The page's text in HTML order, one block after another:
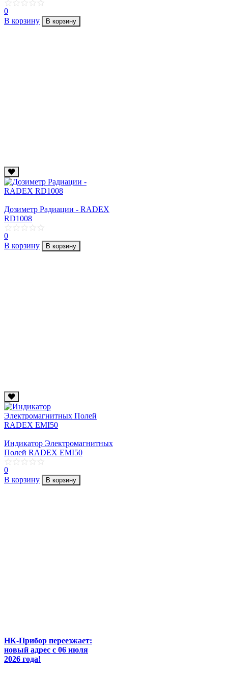
0
В корзину
В корзину
Дозиметр Радиации - RADEX
RD1008
0
В корзину
В корзину
Индикатор Электромагнитных
Полей RADEX EMI50
0
В корзину
В корзину
НК-Прибор переезжает:
новый адрес с 06 июля
2026 года!